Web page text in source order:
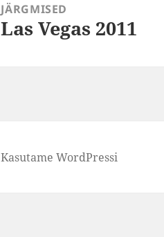
JÄRGMISED
Järgmine
Las Vegas 2011
Kasutame WordPressi